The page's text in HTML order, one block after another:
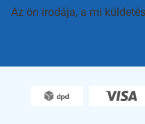
Az ön irodája, a mi